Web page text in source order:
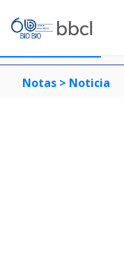
Notas > Noticia